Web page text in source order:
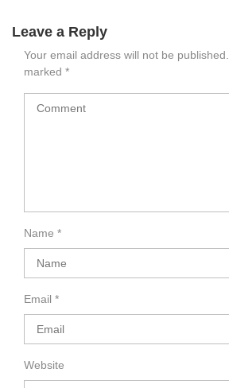
Leave a Reply
Your email address will not be published.
marked *
Name *
Email *
Website